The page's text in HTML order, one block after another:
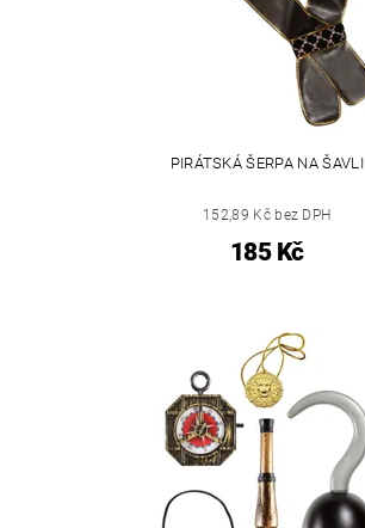
PIRÁTSKÁ ŠERPA NA ŠAVLI
152,89 Kč bez DPH
185 Kč